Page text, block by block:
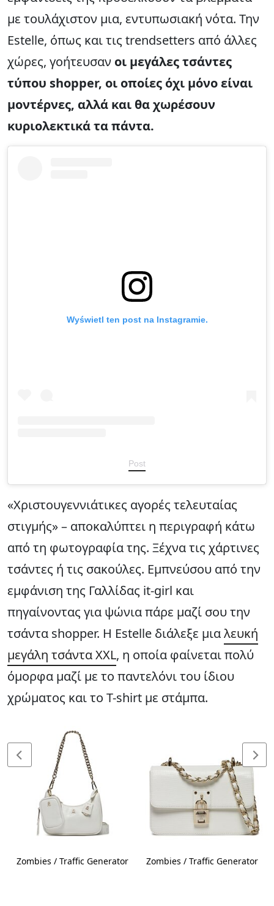
με τουλάχιστον μια, εντυπωσιακή νότα. Την
Estelle, όπως και τις trendsetters από άλλες
χώρες, γοήτευσαν οι μεγάλες τσάντες
τύπου shopper, οι οποίες όχι μόνο είναι
μοντέρνες, αλλά και θα χωρέσουν
κυριολεκτικά τα πάντα.
Wyświetl ten post na Instagramie.
Post
«Χριστουγεννιάτικες αγορές τελευταίας
στιγμής» – αποκαλύπτει η περιγραφή κάτω
από τη φωτογραφία της. Ξέχνα τις χάρτινες
τσάντες ή τις σακούλες. Εμπνεύσου από την
εμφάνιση της Γαλλίδας it-girl και
πηγαίνοντας για ψώνια πάρε μαζί σου την
τσάντα shopper. Η Estelle διάλεξε μιαλευκή
μεγάλη τσάντα XXL, η οποία φαίνεται πολύ
όμορφα μαζί με το παντελόνι του ίδιου
χρώματος και το T-shirt με στάμπα.
Zombies / Traffic Generator Zombies / Traffic Generator